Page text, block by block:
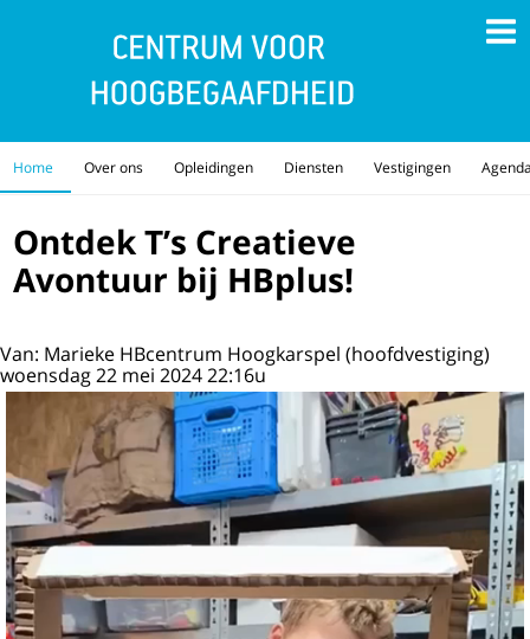
Home Over ons Opleidingen Diensten Vestigingen
Ontdek T’s Creatieve
Avontuur bij HBplus!
Van: Marieke HBcentrum Hoogkarspel (hoofdvestiging)
woensdag 22 mei 2024 22:16u